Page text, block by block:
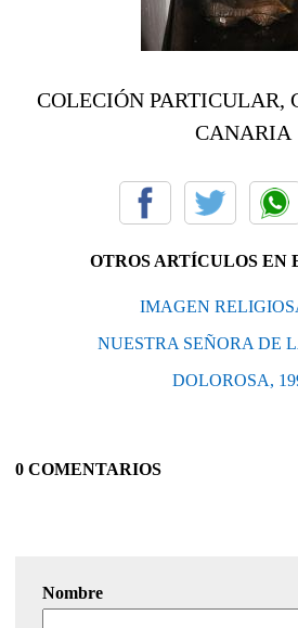
COLECIÓN PARTICULAR,
CANARIA
OTROS ARTÍCULOS EN
IMAGEN
NUESTRA SEÑORA DE
DOLOROSA,
0 COMENTARIOS
Nombre